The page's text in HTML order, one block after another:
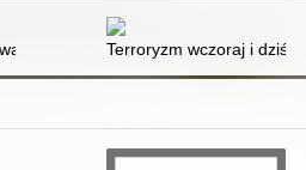
konstytucyjna
Terroryzm wczoraj i dziś